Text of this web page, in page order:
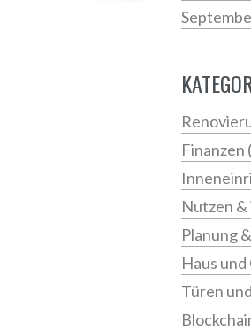
Finanzen
Nutzen
Planung
Haus
Türen